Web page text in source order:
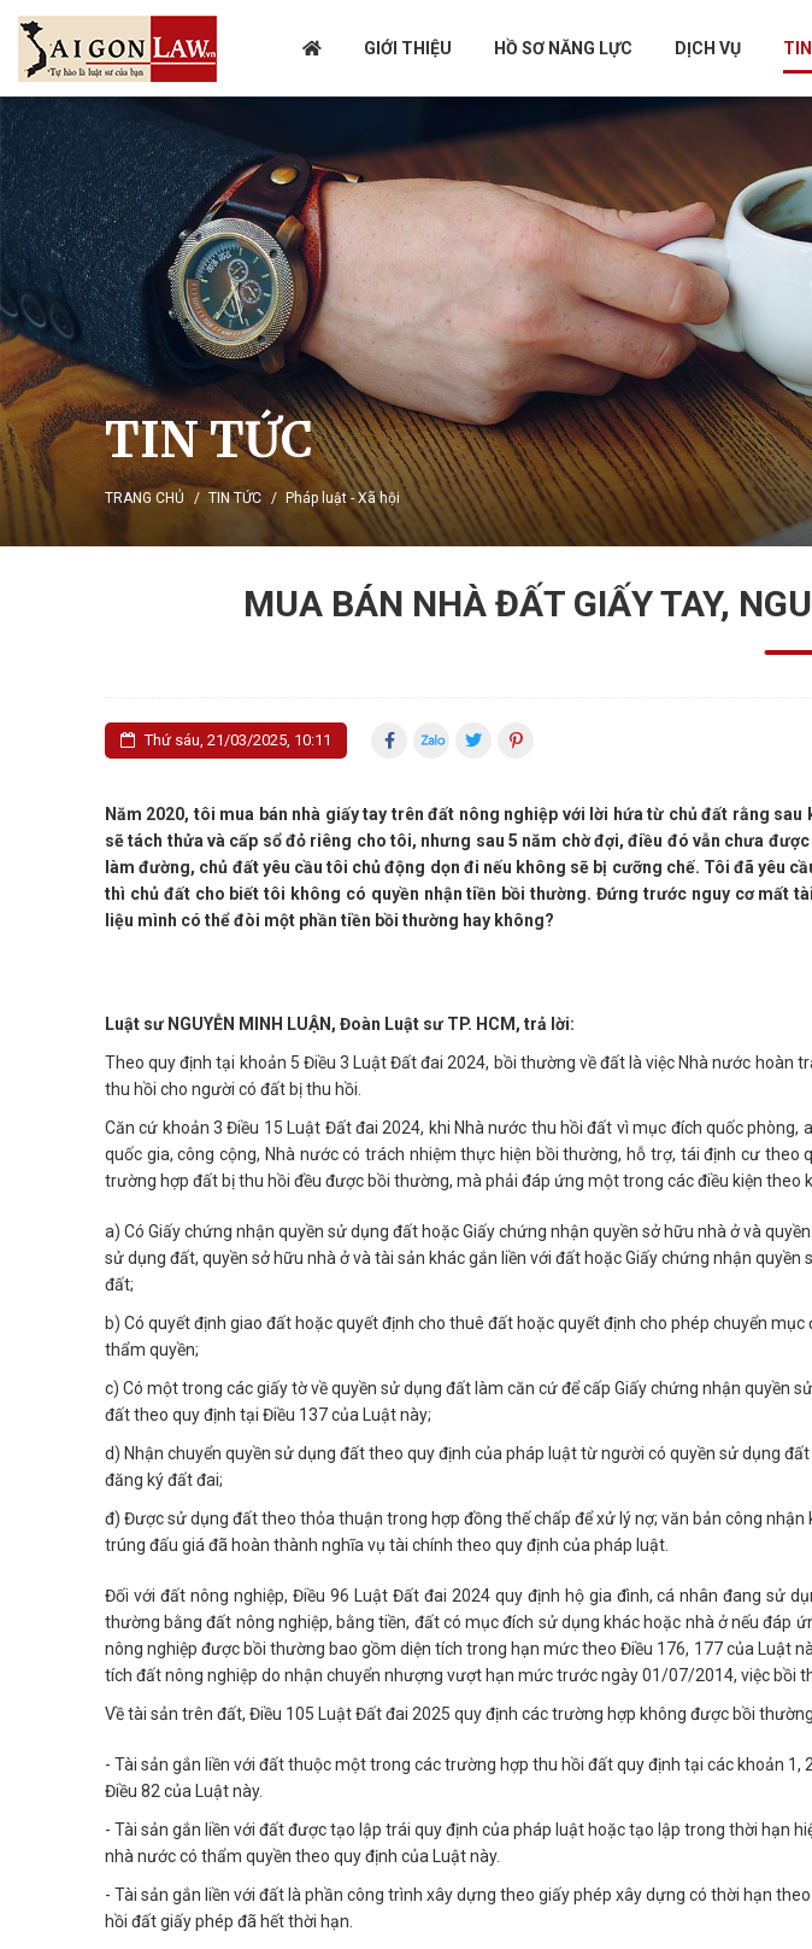
GIỚI THIỆU HỒ SƠ NĂNG LỰC DỊCH VỤ
TIN TỨC
TRANG CHỦ TIN TỨC Pháp luật - Xã hội
MUA BÁN NHÀ ĐẤT GIẤY TAY,
Thứ sáu, 21/03/2025, 10:11
Năm 2020, tôi mua bán nhà giấy tay trên đất nông nghiệp với lời hứa từ chủ đất rằng
sẽ tách thửa và cấp sổ đỏ riêng cho tôi, nhưng sau 5 năm chờ đợi, điều đó vẫn chưa
làm đường, chủ đất yêu cầu tôi chủ động dọn đi nếu không sẽ bị cưỡng chế. Tôi đã yêu
thì chủ đất cho biết tôi không có quyền nhận tiền bồi thường. Đứng trước nguy cơ mất
liệu mình có thể đòi một phần tiền bồi thường hay không?
Luật sư NGUYỄN MINH LUẬN, Đoàn Luật sư TP. HCM, trả lời:
Theo quy định tại khoản 5 Điều 3 Luật Đất đai 2024, bồi thường về đất là việc Nhà nước hoàn
thu hồi cho người có đất bị thu hồi.
Căn cứ khoản 3 Điều 15 Luật Đất đai 2024, khi Nhà nước thu hồi đất vì mục đích quốc phòng,
quốc gia, công cộng, Nhà nước có trách nhiệm thực hiện bồi thường, hỗ trợ, tái định cư theo
trường hợp đất bị thu hồi đều được bồi thường, mà phải đáp ứng một trong các điều kiện theo
a) Có Giấy chứng nhận quyền sử dụng đất hoặc Giấy chứng nhận quyền sở hữu nhà ở và
sử dụng đất, quyền sở hữu nhà ở và tài sản khác gắn liền với đất hoặc Giấy chứng nhận quyền
đất;
b) Có quyết định giao đất hoặc quyết định cho thuê đất hoặc quyết định cho phép chuyển
thẩm quyền;
c) Có một trong các giấy tờ về quyền sử dụng đất làm căn cứ để cấp Giấy chứng nhận quyền
đất theo quy định tại Điều 137 của Luật này;
d) Nhận chuyển quyền sử dụng đất theo quy định của pháp luật từ người có quyền sử dụng
đăng ký đất đai;
đ) Được sử dụng đất theo thỏa thuận trong hợp đồng thế chấp để xử lý nợ; văn bản công
trúng đấu giá đã hoàn thành nghĩa vụ tài chính theo quy định của pháp luật.
Đối với đất nông nghiệp, Điều 96 Luật Đất đai 2024 quy định hộ gia đình, cá nhân đang sử
thường bằng đất nông nghiệp, bằng tiền, đất có mục đích sử dụng khác hoặc nhà ở nếu đáp
nông nghiệp được bồi thường bao gồm diện tích trong hạn mức theo Điều 176, 177 của Luật
tích đất nông nghiệp do nhận chuyển nhượng vượt hạn mức trước ngày 01/07/2014, việc bồi
Về tài sản trên đất, Điều 105 Luật Đất đai 2025 quy định các trường hợp không được bồi
- Tài sản gắn liền với đất thuộc một trong các trường hợp thu hồi đất quy định tại các khoản 1,
Điều 82 của Luật này.
- Tài sản gắn liền với đất được tạo lập trái quy định của pháp luật hoặc tạo lập trong thời hạn
nhà nước có thẩm quyền theo quy định của Luật này.
- Tài sản gắn liền với đất là phần công trình xây dựng theo giấy phép xây dựng có thời hạn
hồi đất giấy phép đã hết thời hạn.